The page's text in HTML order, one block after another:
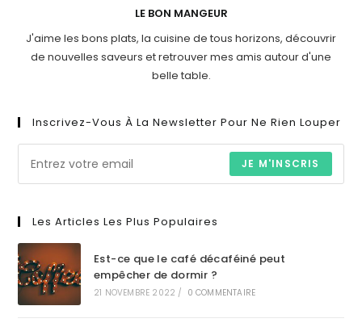
LE BON MANGEUR
J'aime les bons plats, la cuisine de tous horizons, découvrir
de nouvelles saveurs et retrouver mes amis autour d'une
belle table.
Inscrivez-Vous À La Newsletter Pour Ne Rien Louper
JE M'INSCRIS
Les Articles Les Plus Populaires
Est-ce que le café décaféiné peut
empêcher de dormir ?
21 NOVEMBRE 2022 / 0 COMMENTAIRE